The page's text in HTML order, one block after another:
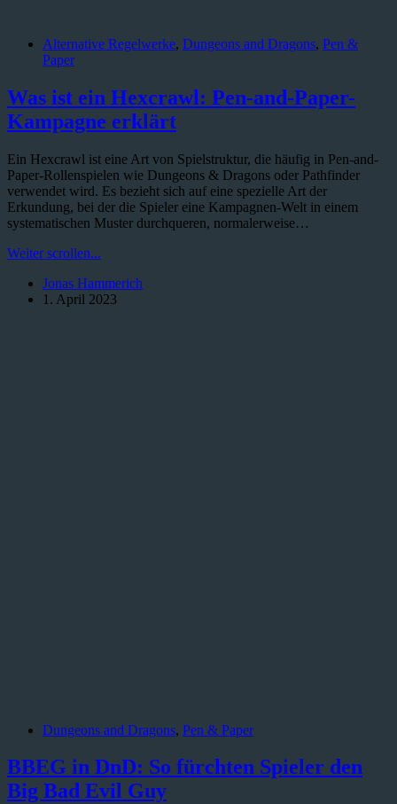
Alternative Regelwerke, Dungeons and Dragons, Pen &
Paper
Was ist ein Hexcrawl: Pen-and-Paper-
Kampagne erklärt
Ein Hexcrawl ist eine Art von Spielstruktur, die häufig in Pen-and-
Paper-Rollenspielen wie Dungeons & Dragons oder Pathfinder
verwendet wird. Es bezieht sich auf eine spezielle Art der
Erkundung, bei der die Spieler eine Kampagnen-Welt in einem
systematischen Muster durchqueren, normalerweise…
Weiter scrollen...
ein
Hexcrawl:
Jonas Hammerich
1. April 2023
Dungeons and Dragons, Pen & Paper
BBEG in DnD: So fürchten Spieler den
Big Bad Evil Guy